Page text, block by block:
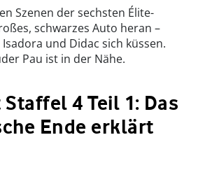
Szenen der sechsten Élite-
schwarzes Auto heran –
und Didac sich küssen.
Pau ist in der Nähe.
4 Teil 1: Das
Ende erklärt